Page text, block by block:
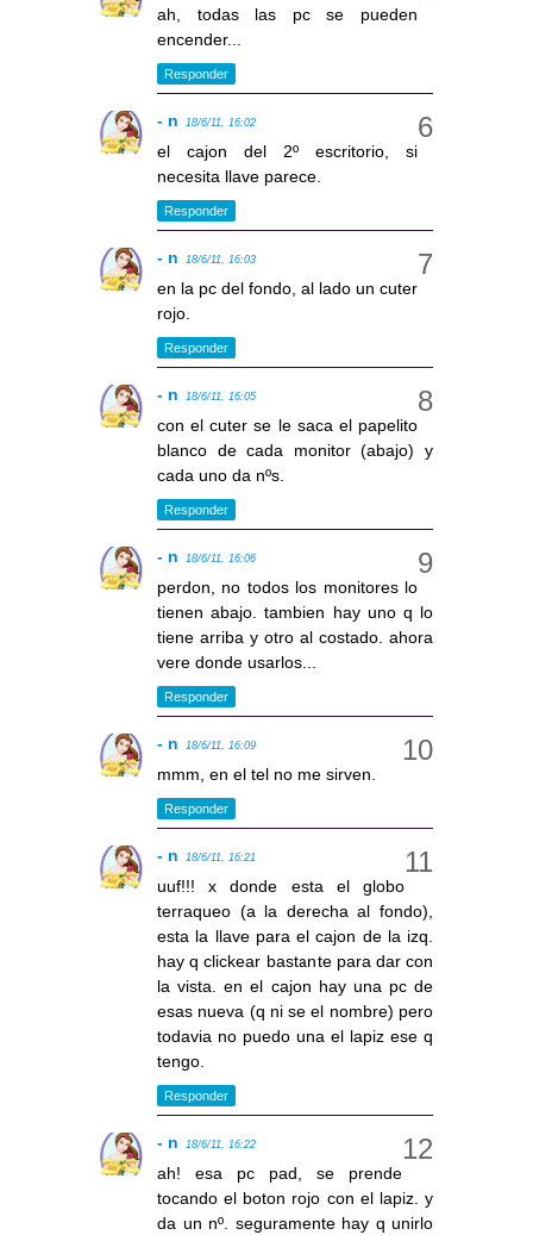
ah, todas las pc se pueden
encender...
Responder
- n 18/6/11, 16:02
el cajon del 2º escritorio, si
necesita llave parece.
Responder
- n 18/6/11, 16:03
en la pc del fondo, al lado un cuter
rojo.
Responder
- n 18/6/11, 16:05
con el cuter se le saca el papelito
blanco de cada monitor (abajo) y
cada uno da nºs.
Responder
- n 18/6/11, 16:06
perdon, no todos los monitores lo
tienen abajo. tambien hay uno q lo
tiene arriba y otro al costado. ahora
vere donde usarlos...
Responder
- n 18/6/11, 16:09
mmm, en el tel no me sirven.
Responder
- n 18/6/11, 16:21
uuf!!! x donde esta el globo
terraqueo (a la derecha al fondo),
esta la llave para el cajon de la izq.
hay q clickear bastante para dar con
la vista. en el cajon hay una pc de
esas nueva (q ni se el nombre) pero
todavia no puedo una el lapiz ese q
tengo.
Responder
- n 18/6/11, 16:22
ah! esa pc pad, se prende
tocando el boton rojo con el lapiz. y
da un nº. seguramente hay q unirlo